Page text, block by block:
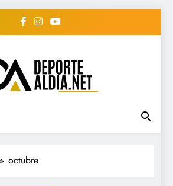
DEPORTE AL DIA •
Deportivo
#deportealdiaperiodico
octubre